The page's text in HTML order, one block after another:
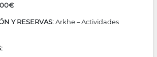
Y RESERVAS:Arkhe – Actividades